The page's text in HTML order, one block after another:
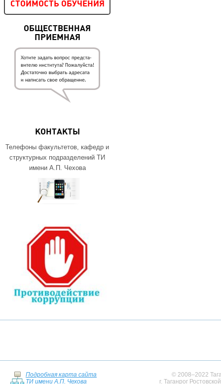
СТОИМОСТЬ ОБУЧЕНИЯ
ОБЩЕСТВЕННАЯ
ПРИЕМНАЯ
КОНТАКТЫ
Телефоны факультетов, кафедр и
структурных подразделений ТИ
имени А.П. Чехова
Подробная карта сайта
ТИ имени А.П. Чехова
© 2008–2022
г. Таганрог